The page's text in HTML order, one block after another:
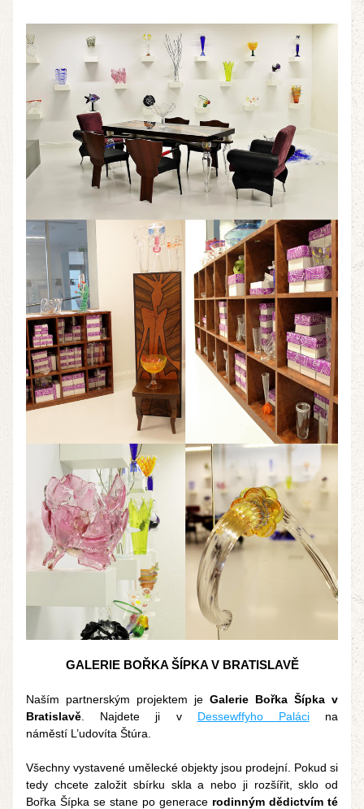
GALERIE BOŘKA ŠÍPKA V BRATISLAVĚ
Naším partnerským projektem je Galerie Bořka Šípka v
Bratislavě . Najdete ji v Dessewffyho Paláci na
náměstí L’udovíta Štúra.
Všechny vystavené umělecké objekty jsou prodejní. Pokud si
tedy chcete založit sbírku skla a nebo ji rozšířit, sklo od
Bořka Šípka se stane po generace rodinným dědictvím té